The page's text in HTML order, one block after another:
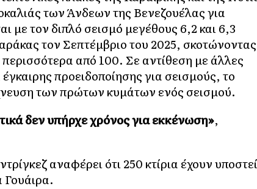
των Άνδεων της Βενεζουέλας για
με τον διπλό σεισμό μεγέθους 6,2 και 6,3
τον Σεπτέμβριο του 2025, σκοτώνοντας
από 100. Σε αντίθεση με άλλες
προειδοποίησης για σεισμούς, το
των πρώτων κυμάτων ενός σεισμού.
δεν υπήρχε χρόνος για εκκένωση»,
αναφέρει ότι 250 κτίρια έχουν υποστεί
Γουάιρα.